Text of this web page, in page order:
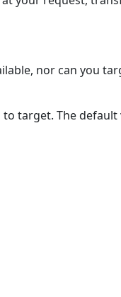
nor can you
target. The default